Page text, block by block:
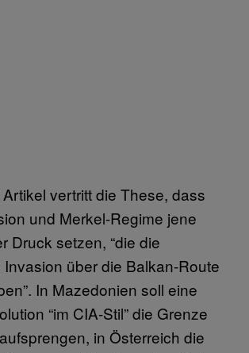
vertritt die These, dass
und Merkel-Regime jene
Druck setzen, “die die
über die Balkan-Route
In Mazedonien soll eine
“im CIA-Stil” die Grenze
in Österreich die